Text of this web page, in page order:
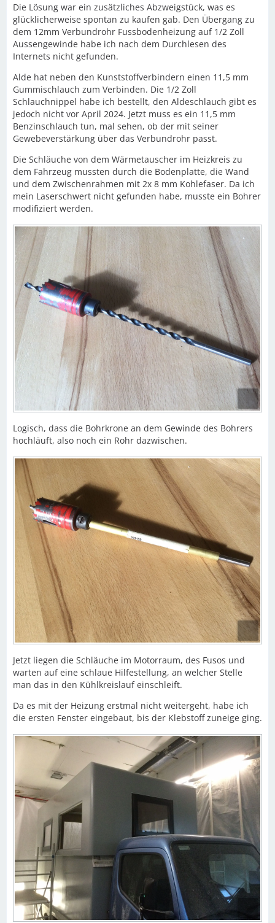
Die Lösung war ein zusätzliches Abzweigstück, was es
glücklicherweise spontan zu kaufen gab. Den Übergang zu
dem 12mm Verbundrohr Fussbodenheizung auf 1/2 Zoll
Aussengewinde habe ich nach dem Durchlesen des
Internets nicht gefunden.
Alde hat neben den Kunststoffverbindern einen 11,5 mm
Gummischlauch zum Verbinden. Die 1/2 Zoll
Schlauchnippel habe ich bestellt, den Aldeschlauch gibt es
jedoch nicht vor April 2024. Jetzt muss es ein 11,5 mm
Benzinschlauch tun, mal sehen, ob der mit seiner
Gewebeverstärkung über das Verbundrohr passt.
Die Schläuche von dem Wärmetauscher im Heizkreis zu
dem Fahrzeug mussten durch die Bodenplatte, die Wand
und dem Zwischenrahmen mit 2x 8 mm Kohlefaser. Da ich
mein Laserschwert nicht gefunden habe, musste ein Bohrer
modifiziert werden.
Logisch, dass die Bohrkrone an dem Gewinde des Bohrers
hochläuft, also noch ein Rohr dazwischen.
Jetzt liegen die Schläuche im Motorraum, des Fusos und
warten auf eine schlaue Hilfestellung, an welcher Stelle
man das in den Kühlkreislauf einschleift.
Da es mit der Heizung erstmal nicht weitergeht, habe ich
die ersten Fenster eingebaut, bis der Klebstoff zuneige ging.